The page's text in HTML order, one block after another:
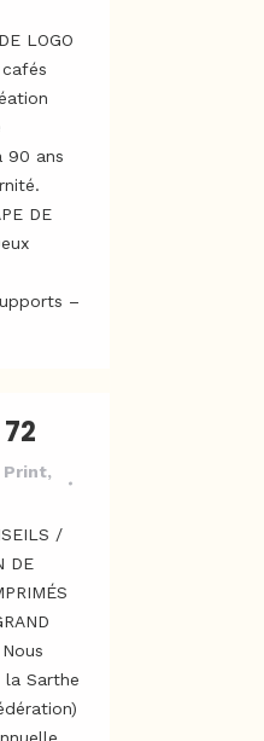
LOGO
cafés
90 ans
DE
–
Print,
/
DE
la Sarthe